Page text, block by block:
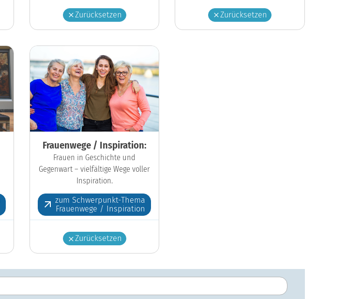
Zurücksetzen Zurücksetzen
Frauenwege / Inspiration:
Frauen in Geschichte und
Gegenwart – vielfältige Wege voller
Inspiration.
zum Schwerpunkt-Thema
Frauenwege / Inspiration
Zurücksetzen